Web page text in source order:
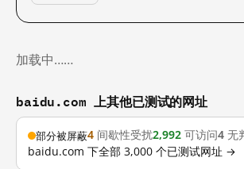
加载中……
baidu.com 上其他已测试的网址
部分被屏蔽4 间歇性受扰2,992 可访问4 无
baidu.com 下全部 3,000 个已测试网址 →